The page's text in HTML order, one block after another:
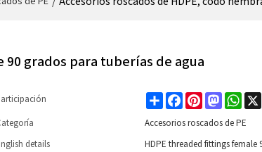
90 grados para tuberías de agua
Share FacebookPinterestMastodon
Accesorios roscados de PE
details
HDPE threaded fittings female